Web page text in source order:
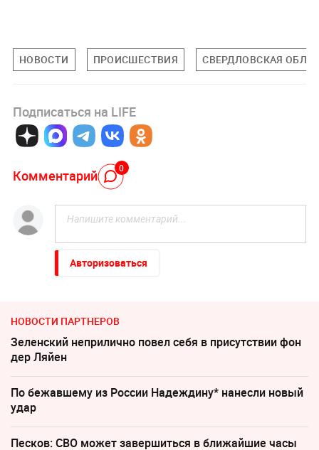
НОВОСТИ ПРОИСШЕСТВИЯ СВЕРДЛОВСКАЯ
Подписаться на LIFE
Комментарий 0
Авторизоваться
НОВОСТИ ПАРТНЕРОВ
Зеленский неприлично повел cебя в присутствии фон
дер Ляйен
По бежавшему из России Надеждину* нанесли новый
удар
Песков: СВО может завершиться в ближайшие часы